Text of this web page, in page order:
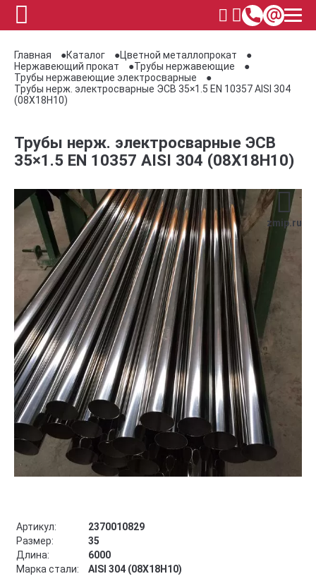
Главная Каталог
Цветной металлопрокат
Нержавеющий прокат
Трубы нержавеющие
Трубы нержавеющие электросварные
Трубы нерж. электросварные ЭСВ 35×1.5 EN 10357 AISI 304
(08Х18Н10)
Трубы нерж. электросварные ЭСВ
35×1.5 EN 10357 AISI 304 (08Х18Н10)
zmip.ru
Артикул:
2370010829
Размер:
35
Длина:
6000
Марка стали:
AISI 304 (08Х18Н10)